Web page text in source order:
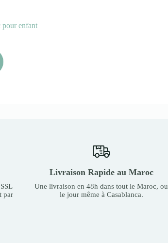
enfant
par
Livraison Rapide au Maroc
Une livraison en 48h dans tout le Maroc, ou
le jour même à Casablanca.